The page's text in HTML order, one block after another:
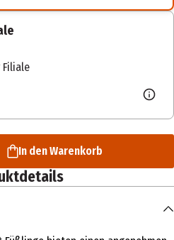
Filiale
In den Warenkorb